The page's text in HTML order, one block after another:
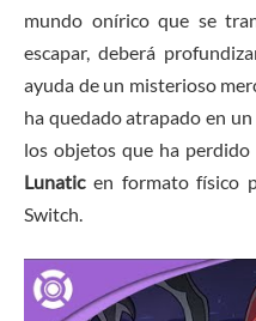
mundo onírico que se
escapar, deberá
ayuda de un misterioso
ha quedado atrapado en
los objetos que ha perdido
Lunaticen formato físico
Switch.